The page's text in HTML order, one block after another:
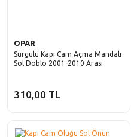
OPAR
Sürgülü Kapı Cam Açma Mandalı
Sol Doblo 2001-2010 Arası
310,00 TL